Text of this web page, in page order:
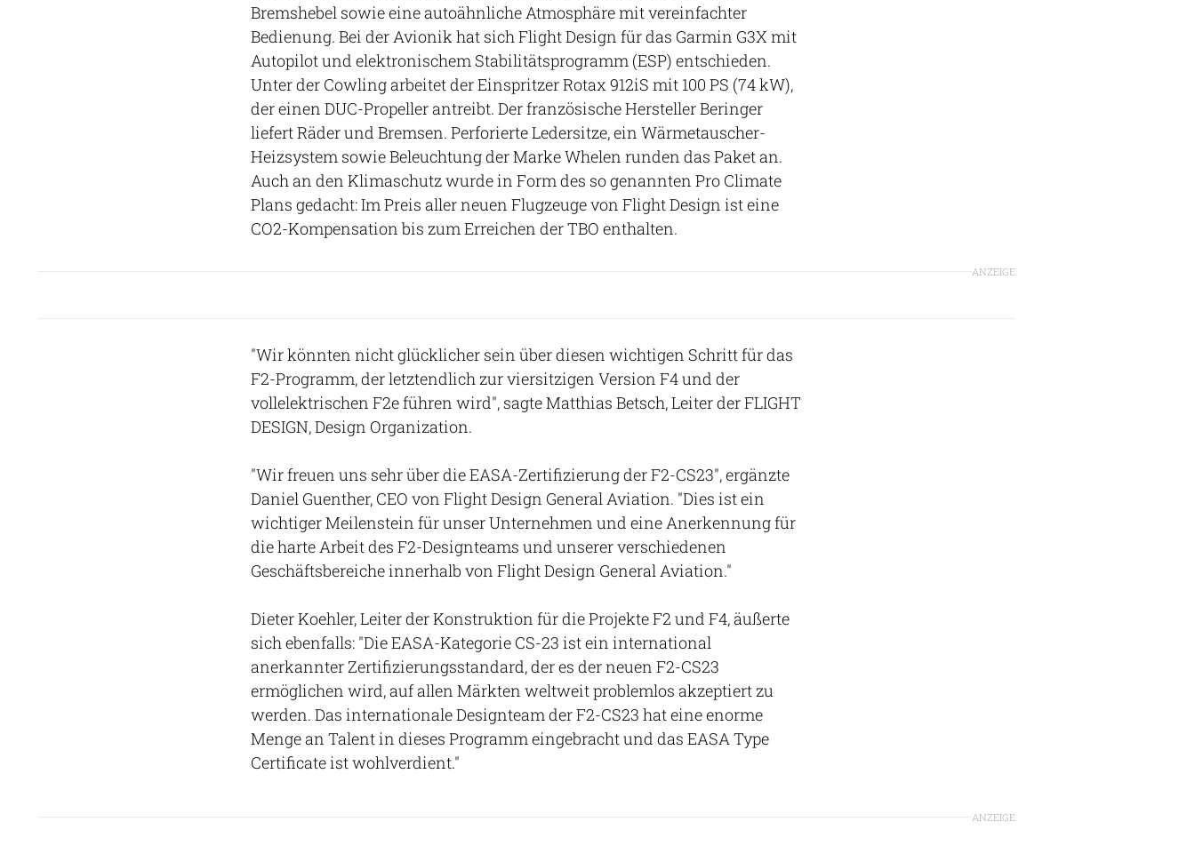
Bremshebel sowie eine autoähnliche Atmosphäre mit vereinfachter
Bedienung. Bei der Avionik hat sich Flight Design für das Garmin G3X mit
Autopilot und elektronischem Stabilitätsprogramm (ESP) entschieden.
Unter der Cowling arbeitet der Einspritzer Rotax 912iS mit 100 PS (74 kW),
der einen DUC-Propeller antreibt. Der französische Hersteller Beringer
liefert Räder und Bremsen. Perforierte Ledersitze, ein Wärmetauscher-
Heizsystem sowie Beleuchtung der Marke Whelen runden das Paket an.
Auch an den Klimaschutz wurde in Form des so genannten Pro Climate
Plans gedacht: Im Preis aller neuen Flugzeuge von Flight Design ist eine
CO2-Kompensation bis zum Erreichen der TBO enthalten.
ANZEIGE
"Wir könnten nicht glücklicher sein über diesen wichtigen Schritt für das
F2-Programm, der letztendlich zur viersitzigen Version F4 und der
vollelektrischen F2e führen wird", sagte Matthias Betsch, Leiter der FLIGHT
DESIGN, Design Organization.
"Wir freuen uns sehr über die EASA-Zertifizierung der F2-CS23", ergänzte
Daniel Guenther, CEO von Flight Design General Aviation. "Dies ist ein
wichtiger Meilenstein für unser Unternehmen und eine Anerkennung für
die harte Arbeit des F2-Designteams und unserer verschiedenen
Geschäftsbereiche innerhalb von Flight Design General Aviation."
Dieter Koehler, Leiter der Konstruktion für die Projekte F2 und F4, äußerte
sich ebenfalls: "Die EASA-Kategorie CS-23 ist ein international
anerkannter Zertifizierungsstandard, der es der neuen F2-CS23
ermöglichen wird, auf allen Märkten weltweit problemlos akzeptiert zu
werden. Das internationale Designteam der F2-CS23 hat eine enorme
Menge an Talent in dieses Programm eingebracht und das EASA Type
Certificate ist wohlverdient."
ANZEIGE